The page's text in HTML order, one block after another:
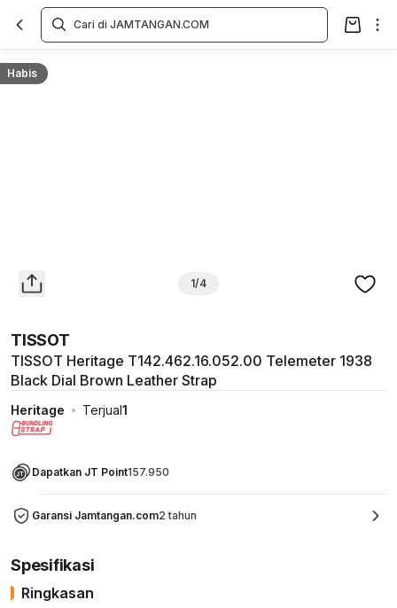
Habis
1/4
TISSOT
TISSOT Heritage T142.462.16.052.00 Telemeter 1938
Black Dial Brown Leather Strap
Heritage Terjual1
Dapatkan JT Point157.950
Garansi Jamtangan.com2 tahun
Overview
Spesifikasi
Ringkasan